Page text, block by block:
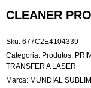
CLEANER
Sku: 677C2E4104339
Categoria: Produtos
TRANSFER A LASER
Marca: MUNDIAL